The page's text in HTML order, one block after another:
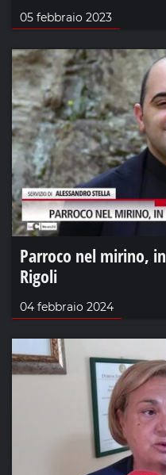
05 febbraio 2023
Parroco nel mirino,
Rigoli
04 febbraio 2024